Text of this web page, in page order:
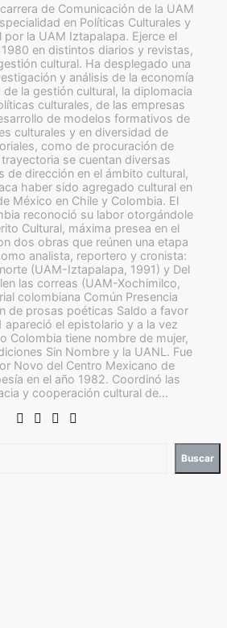
de Comunicación de la UAM
en Políticas Culturales y
por la UAM Iztapalapa. Ejerce el
en distintos diarios y revistas,
cultural. Ha desplegado una
y análisis de la economía
la gestión cultural, la diplomacia
culturales, de las empresas
de modelos formativos de
culturales y en diversidad de
como de procuración de
se cuentan diversas
de dirección en el ámbito cultural,
haber sido agregado cultural en
México en Chile y Colombia. El
reconoció su labor otorgándole
Cultural, máxima presea en el
dos obras que reúnen una etapa
analista, reportero y cronista:
(UAM-Iztapalapa, 1991) y Del
las correas (UAM-Xochimilco,
colombiana Común Presencia
de prosas poéticas Saldo a favor
apareció el epistolario y a la vez
Colombia tiene nombre de mujer,
Sin Nombre y la UANL. Fue
Novo del Centro Mexicano de
en el año 1982. Coordinó las
y cooperación cultural de…
Buscar